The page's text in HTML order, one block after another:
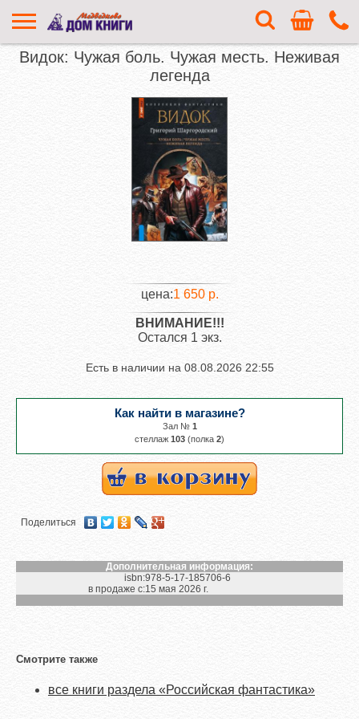
Видок: Чужая боль. Чужая месть. Неживая
легенда
Поделиться
Дополнительная информация:
isbn:978-5-17-185706-6
в продаже с:15 мая 2026 г.
Смотрите также
все книги раздела «Российская фантастика»
цена:1 650 р.
ВНИМАНИЕ!!!
Остался 1 экз.
Есть в наличии на 08.08.2026 22:55
Как найти в магазине?
Зал № 1
cтеллаж 103 (полка 2)